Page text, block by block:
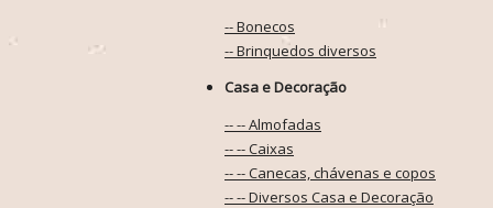
-- Bonecos
-- Brinquedos diversos
Casa e Decoração
-- -- Almofadas
-- -- Caixas
-- -- Canecas, chávenas e copos
-- -- Diversos Casa e Decoração